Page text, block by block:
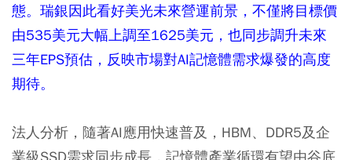
態。瑞銀因此看好美光未來營運前景，不僅將目標價
由535美元大幅上調至1625美元，也同步調升未來
三年EPS預估，反映市場對AI記憶體需求爆發的高度
期待。
法人分析，隨著AI應用快速普及，HBM、DDR5及企
業級SSD需求同步成長，記憶體產業循環有望由谷底